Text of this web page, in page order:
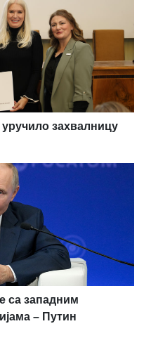
захвалницу
са западним
– Путин